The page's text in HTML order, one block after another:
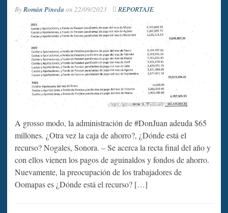
By Román Pineda on 22/09/2023 REPORTAJE
A grosso modo, la administración de #DonJuan adeuda $65
millones. ¿Otra vez la caja de ahorro?, ¿Dónde está el
recurso? Nogales, Sonora. – Se acerca la recta final del año y
con ellos vienen los pagos de aguinaldos y fondos de ahorro.
Nuevamente, la preocupación de los trabajadores de
Oomapas es ¿Dónde está el recurso? […]